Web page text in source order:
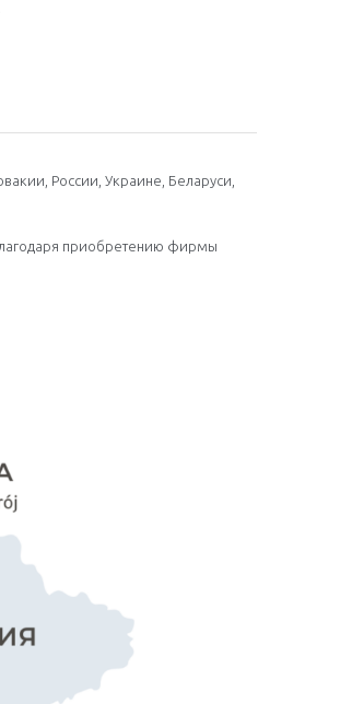
России, Украине, Беларуси,
приобретению фирмы